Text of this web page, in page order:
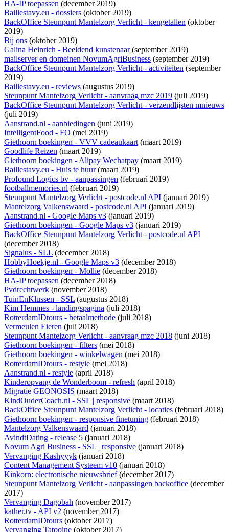
HA-IP toepassen (december 2019)
Baillestavy.eu - dossiers (oktober 2019)
BackOffice Steunpunt Mantelzorg Verlicht - kengetallen (oktober
2019)
Bij ons (oktober 2019)
Galina Heinrich - Beeldend kunstenaar(september 2019)
mailserver en domeinen NovumAgriBusiness (september 2019)
BackOffice Steunpunt Mantelzorg Verlicht - activiteiten (september
2019)
Baillestavy.eu - reviews (augustus 2019)
Steunpunt Mantelzorg Verlicht - aanvraag mzc 2019 (juli 2019)
BackOffice Steunpunt Mantelzorg Verlicht - verzendlijsten mnieuws
(juli 2019)
Aanstrand.nl - aanbiedingen (juni 2019)
IntelligentFood - FO (mei 2019)
Giethoorn boekingen - VVV cadeaukaart(maart 2019)
Goodlife Reizen (maart 2019)
Giethoorn boekingen - Alipay Wechatpay (maart 2019)
Baillestavy.eu - Huis te huur(maart 2019)
Profound Logics bv - aanpassingen (februari 2019)
footballmemories.nl (februari 2019)
Steunpunt Mantelzorg Verlicht - postcode.nl API (januari 2019)
Mantelzorg Valkenswaard - postcode.nl API (januari 2019)
Aanstrand.nl - Google Maps v3 (januari 2019)
Giethoorn boekingen - Google Maps v3 (januari 2019)
BackOffice Steunpunt Mantelzorg Verlicht - postcode.nl API
(december 2018)
Signalus - SLL (december 2018)
HobbyHoekje.nl - Google Maps v3 (december 2018)
Giethoorn boekingen - Mollie (december 2018)
HA-IP toepassen (december 2018)
Pvdrechtwerk (november 2018)
TuinEnKlussen - SSL (augustus 2018)
Kim Hemmes - landingspagina (juli 2018)
RotterdamIDtours - betaalmethode (juli 2018)
Vermeulen Eieren (juli 2018)
Steunpunt Mantelzorg Verlicht - aanvraag mzc 2018 (juni 2018)
Giethoorn boekingen - filters (mei 2018)
Giethoorn boekingen - winkelwagen (mei 2018)
RotterdamIDtours - restyle (mei 2018)
Aanstrand.nl - restyle (april 2018)
Kinderopvang de Wonderboom - refresh (april 2018)
Migratie GEONOSIS (maart 2018)
KindOuderCoach.nl - SSL | responsive (maart 2018)
BackOffice Steunpunt Mantelzorg Verlicht - locaties (februari 2018)
Giethoorn boekingen - responsive finetuning (februari 2018)
Mantelzorg Valkenswaard (januari 2018)
AvindtDating - release 5 (januari 2018)
Novum Agri Business - SSL | responsive (januari 2018)
Vervanging Kashyyyk (januari 2018)
Content Management Systeem v10 (januari 2018)
Kinkorn: electronische nieuwsbrief(december 2017)
Steunpunt Mantelzorg Verlicht - aanpassingen backoffice (december
2017)
Vervanging Dagobah (november 2017)
kather.tv - API v2 (november 2017)
RotterdamIDtours (oktober 2017)
Vervanging Tatooine (oktober 2017)